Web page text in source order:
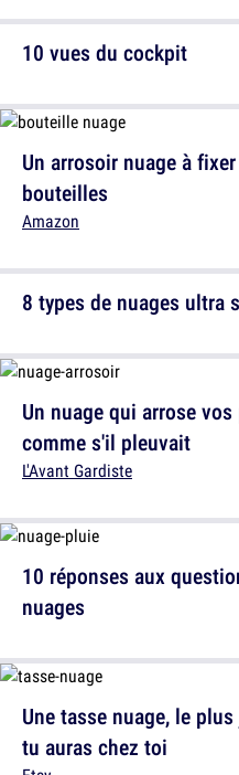
Un arrosoir nuage à
bouteilles
Amazon
Un nuage qui arrose
comme s'il pleuvait
L'Avant Gardiste
Une tasse nuage, le
tu auras chez toi
10 vues du cockpit
8 types de nuages ultra
10 réponses aux
nuages